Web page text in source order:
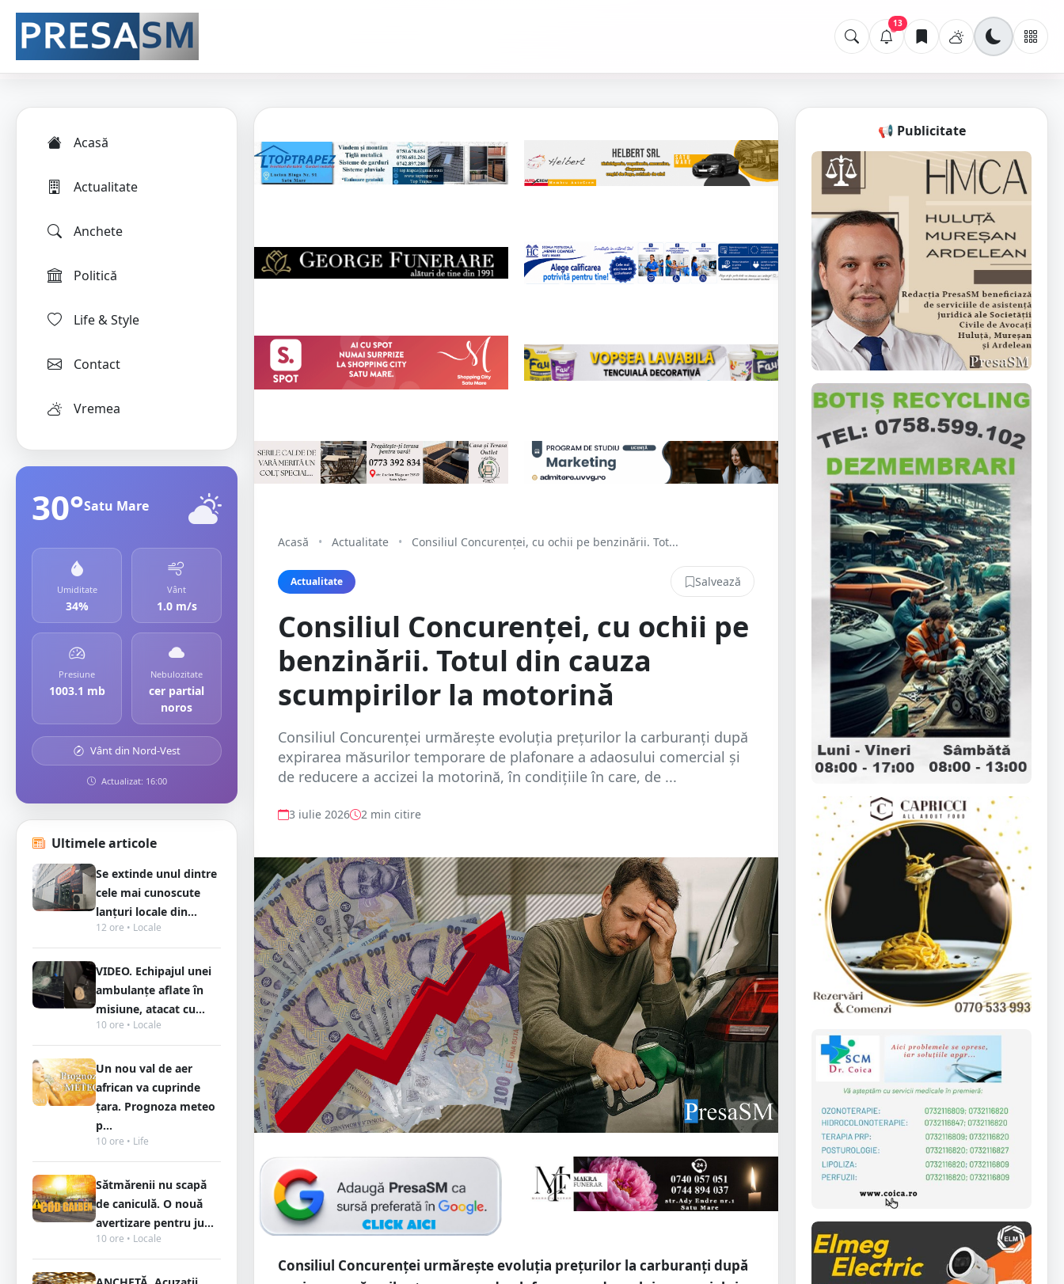
13
Acasă
Actualitate
Anchete
Politică
Life & Style
Contact
Vremea
30°Satu Mare
Umiditate
34%
Vânt
1.0 m/s
Presiune
1003.1 mb
Nebulozitate
cer partial
noros
Vânt din Nord-Vest
Actualizat: 16:00
Ultimele articole
Se extinde unul dintre
cele mai cunoscute
lanțuri locale din...
12 ore • Locale
VIDEO. Echipajul unei
ambulanțe aflate în
misiune, atacat cu...
10 ore • Locale
Un nou val de aer
african va cuprinde
țara. Prognoza meteo
p...
10 ore • Life
Sătmărenii nu scapă
de caniculă. O nouă
avertizare pentru ju...
10 ore • Locale
Acasă • Actualitate • Consiliul Concurenței, cu ochii pe benzinării. Tot...
Actualitate Salvează
Consiliul Concurenței, cu ochii pe
benzinării. Totul din cauza
scumpirilor la motorină
Consiliul Concurenței urmărește evoluția prețurilor la carburanți după
expirarea măsurilor temporare de plafonare a adaosului comercial și
de reducere a accizei la motorină, în condițiile în care, de ...
3 iulie 2026 2 min citire
Consiliul Concurenței urmărește evoluția prețurilor la carburanți după
📢 Publicitate